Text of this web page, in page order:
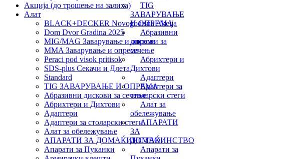
TIG
ЗАВАРУВАЊЕ
И ОПРЕМА
Абразивни
дискови за
сечење
Абрихтери и
Дихтови
Адаптери
Адаптери за
столарски стеги
Алат за
обележување
АПАРАТИ
ЗА
ДОМАЌИНСТВО
Апарати за
Акција (до трошење на залиха)
Алат
BLACK+DECKER Novogodisna Akcija
Dom Dvor Gradina 2025
MIG/MAG Заварување и опрема
MMA Заварување и опрема
Peraci pod visok pritisok
SDS-plus Секачи и Длета
Standard
TIG ЗАВАРУВАЊЕ И ОПРЕМА
Абразивни дискови за сечење
Абрихтери и Дихтови
Адаптери
Адаптери за столарски стеги
Алат за обележување
АПАРАТИ ЗА ДОМАЌИНСТВО
Апарати за Пуканки